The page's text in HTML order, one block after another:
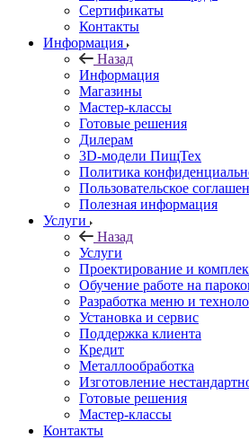
Сертификаты
Контакты
Информация
Назад
Информация
Магазины
Мастер-классы
Готовые решения
Дилерам
3D-модели ПищТех
Политика
Пользовательское
Полезная информация
Услуги
Назад
Услуги
Проектирование и
Обучение работе на
Разработка меню и
Установка и сервис
Поддержка клиента
Кредит
Металлообработка
Изготовление
Готовые решения
Мастер-классы
Контакты